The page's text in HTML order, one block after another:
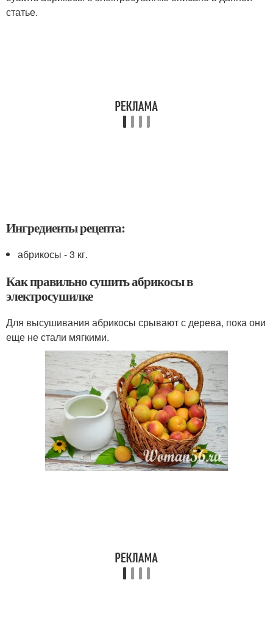
статье.
Ингредиенты рецепта:
абрикосы - 3 кг.
Как правильно сушить абрикосы в
электросушилке
Для высушивания абрикосы срывают с дерева, пока они
еще не стали мягкими.